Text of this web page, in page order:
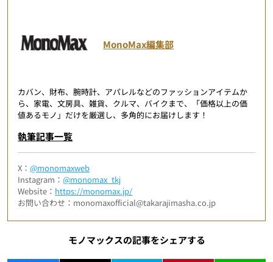
MonoMax編集部
カバン、財布、腕時計、アパレルなどのファッションアイテムか
ら、家電、文房具、雑貨、クルマ、バイクまで、「価格以上の価
値あるモノ」だけを厳選し、多角的にお届けします！
執筆記事一覧
X：@monomaxweb
Instagram：@monomax_tkj
Website： https://monomax.jp/
お問い合わせ：monomaxofficial@takarajimasha.co.jp
モノマックスの記事をシェアする